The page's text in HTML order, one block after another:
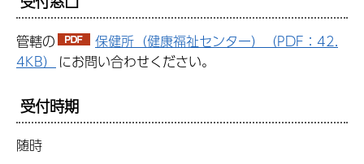
管轄の
保健所（健康福祉センター）（PDF：42.
4KB）
にお問い合わせください。
受付時期
随時